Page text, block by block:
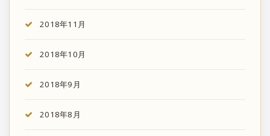
2018年11月
2018年10月
2018年9月
2018年8月